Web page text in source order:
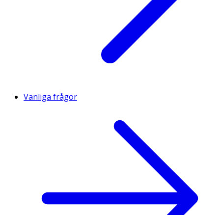
Vanliga frågor